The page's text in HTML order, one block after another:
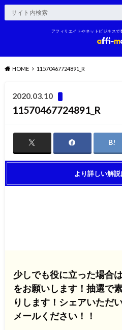
アフィリエイトやネットビジネス
HOME 11570467724891_R
2020.03.10
11570467724891_R
より詳しい解説
少しでも役に立った場合
をお願いします！抽選で
りします！シェアいただ
メールください！！